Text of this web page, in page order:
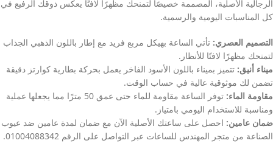
الرجالية الأصلية، المصممة خصيصًا لتمنحك مظهرًا لافتًا يعكس ذوقك الرفيع في
كل المناسبات اليومية والرسمية.
التصميم العصري: تأتي الساعة بهيكل مربع فريد مع إطار باللون الذهبي الجذاب
لتمنحك مظهرًا لافتًا للأنظار.
ميناء أنيق: تتميز بميناء باللون الأسود الفاخر يعمل بحركة بطارية كوارتز دقيقة
تضمن لك موثوقية عالية في حساب الوقت.
مقاومة الماء:
توفر الساعة مقاومة للماء حتى عمق 50 مترًا مما يجعلها عملية
ومناسبة للاستخدام اليومي بامتياز.
ضمان عامين: احصل على ساعتك الأصلية الآن مع ضمان لمدة عامين ضد عيوب
الصناعة من متجر المهندس للساعات عبر التواصل على الرقم 01004088342.